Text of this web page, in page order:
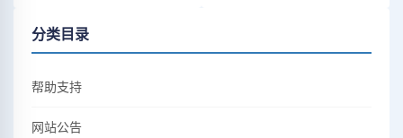
分类目录
帮助支持
网站公告